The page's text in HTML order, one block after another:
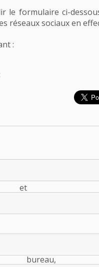
formulaire ci-
réseaux sociaux en
:
et